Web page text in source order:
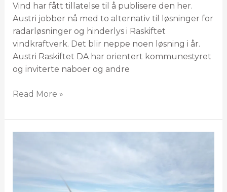
Vind har fått tillatelse til å publisere den her.
Austri jobber nå med to alternativ til løsninger for
radarløsninger og hinderlys i Raskiftet
vindkraftverk. Det blir neppe noen løsning i år.
Austri Raskiftet DA har orientert kommunestyret
og inviterte naboer og andre
Read More »